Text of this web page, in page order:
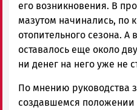
его возникновения. В
мазутом начинались, по
отопительного сезона. А
оставалось еще около
ни денег на него уже не
По мнению руководства
создавшемся положении